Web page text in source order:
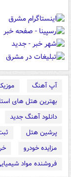
آپ آهنگ
بهترین هتل های
دانلود آهنگ جدید
پرشین هتل
مزایده خودرو
فروشنده مواد